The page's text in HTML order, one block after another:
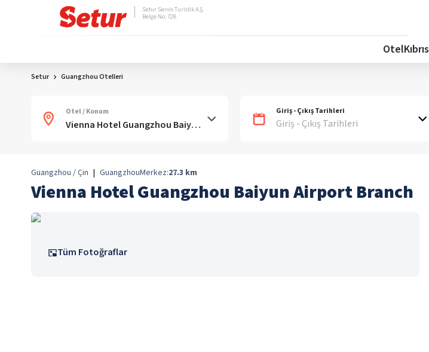
Setur Servis Turistik A.Ş.
Belge No: 728
OtelKıbrıs
Setur Guangzhou Otelleri
Otel / Konum Giriş - Çıkış Tarihleri
Giriş - Çıkış Tarihleri
Guangzhou / Çin | GuangzhouMerkez:27.3 km
Vienna Hotel Guangzhou Baiyun Airport Branch
Tüm Fotoğraflar